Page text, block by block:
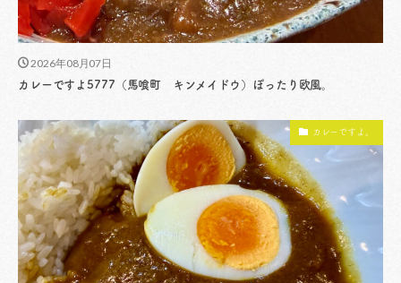
2026年08月07日
カレーですよ5777（馬喰町 キンメイドウ）ぽったり欧風。
カレーですよ。